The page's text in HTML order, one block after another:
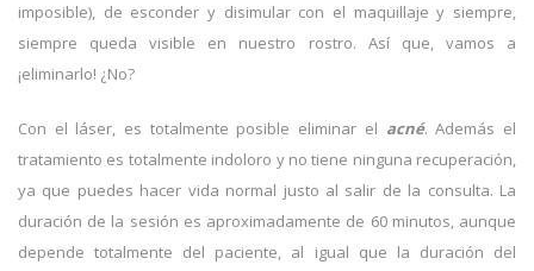
imposible), de esconder y disimular con el maquillaje y siempre,
siempre queda visible en nuestro rostro. Así que, vamos a
¡eliminarlo! ¿No?
Con el láser, es totalmente posible eliminar el acné. Además el
tratamiento es totalmente indoloro y no tiene ninguna recuperación,
ya que puedes hacer vida normal justo al salir de la consulta. La
duración de la sesión es aproximadamente de 60 minutos, aunque
depende totalmente del paciente, al igual que la duración del